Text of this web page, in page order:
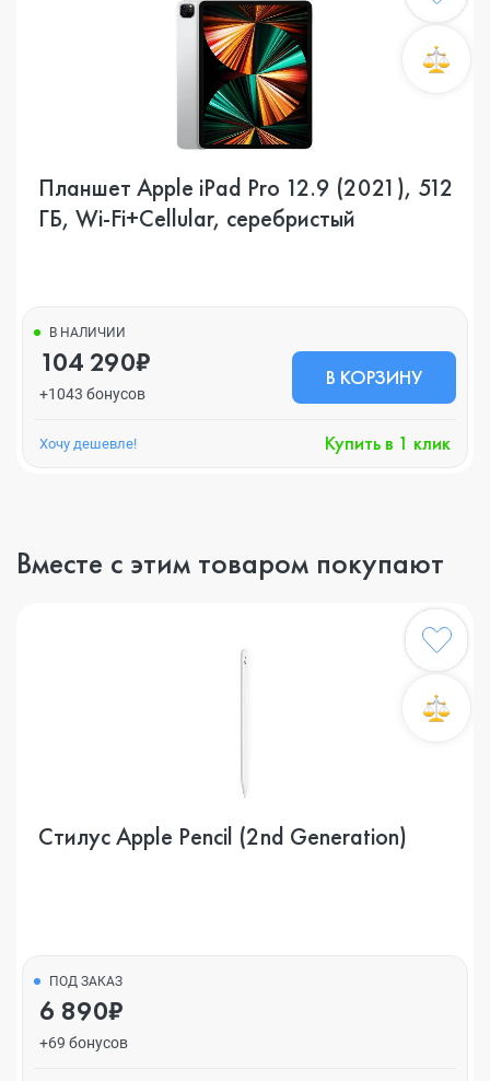
Планшет Apple iPad Pro 12.9 (2021), 512
ГБ, Wi-Fi+Cellular, серебристый
В НАЛИЧИИ
104 290₽
+1043 бонусов
В КОРЗИНУ
Хочу дешевле! Купить в 1 клик
Вместе с этим товаром покупают
Стилус Apple Pencil (2nd Generation)
ПОД ЗАКАЗ
6 890₽
+69 бонусов